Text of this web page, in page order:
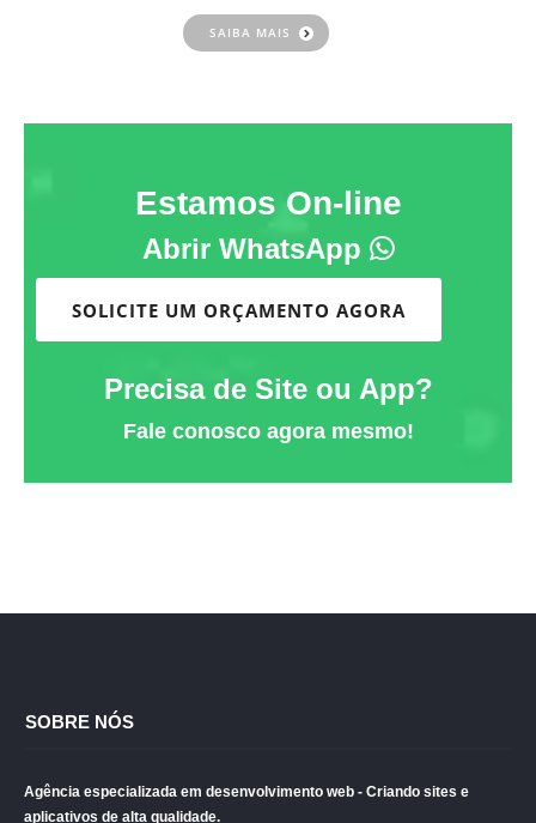
SAIBA MAIS
Estamos On-line
Abrir WhatsApp
SOLICITE UM ORÇAMENTO AGORA
Precisa de Site ou App?
Fale conosco agora mesmo!
SOBRE NÓS
Agência especializada em desenvolvimento web - Criando sites e
aplicativos de alta qualidade.